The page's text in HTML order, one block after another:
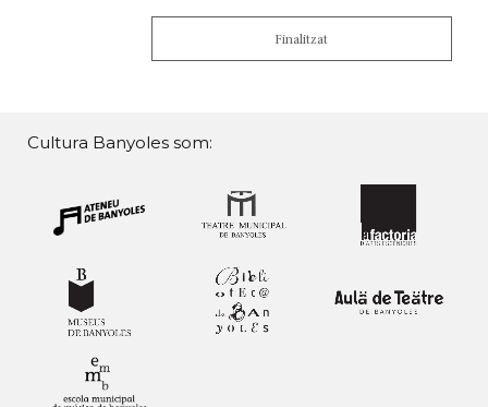
Finalitzat
Cultura Banyoles som: